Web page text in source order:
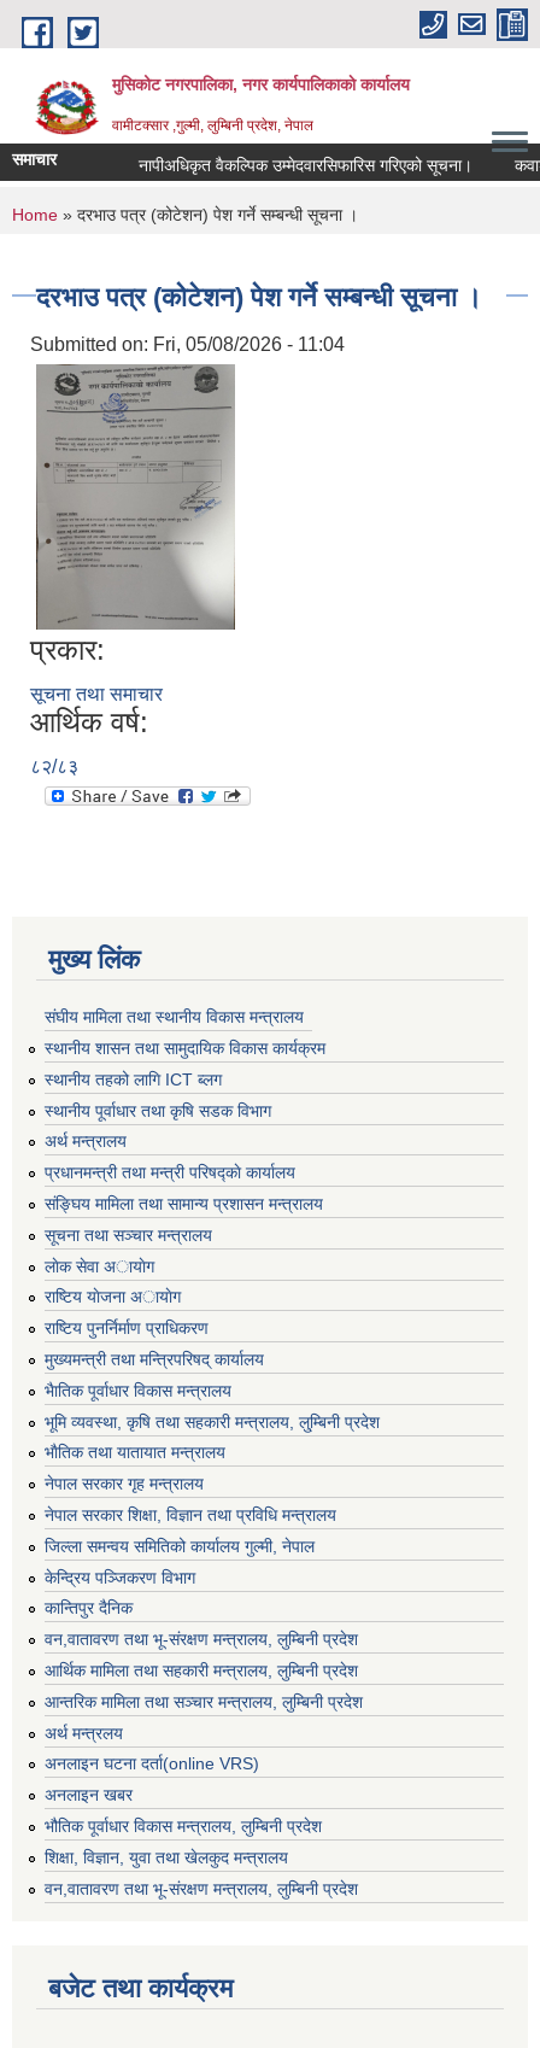
Skip to main content
मुसिकोट नगरपालिका, नगर कार्यपालिकाकाे कार्यालय
वामीटक्सार ,गुल्मी, लुम्बिनी प्रदेश, नेपाल
समाचार नापीअधिकृत वैकल्पिक उम्मेदवारसिफारिस गरिएको सूचना। कवाडी
You are here
Home » दरभाउ पत्र (कोटेशन) पेश गर्ने सम्बन्धी सूचना ।
दरभाउ पत्र (कोटेशन) पेश गर्ने सम्बन्धी सूचना ।
Submitted on: Fri, 05/08/2026 - 11:04
प्रकार:
सूचना तथा समाचार
आर्थिक वर्ष:
८२/८३
मुख्य लिंक
संघीय मामिला तथा स्थानीय विकास मन्त्रालय
स्थानीय शासन तथा सामुदायिक विकास कार्यक्रम
स्थानीय तहको लागि ICT ब्लग
स्थानीय पूर्वाधार तथा कृषि सडक विभाग
अर्थ मन्त्रालय
प्रधानमन्त्री तथा मन्त्री परिषद्काे कार्यालय
संङ्घिय मामिला तथा सामान्य प्रशासन मन्त्रालय
सूचना तथा सञ्चार मन्त्रालय
लाेक सेवा अायाेग
राष्टिय याेजना अायाेग
राष्टिय पुनर्निर्माण प्राधिकरण
मुख्यमन्त्री तथा मन्त्रिपरिषद् कार्यालय
भैातिक पूर्वाधार विकास मन्त्रालय
भूमि व्यवस्था, कृषि तथा सहकारी मन्त्रालय, लु्म्बिनी प्रदेश
भाैतिक तथा यातायात मन्त्रालय
नेपाल सरकार गृह मन्त्रालय
नेपाल सरकार शिक्षा, विज्ञान तथा प्रविधि मन्त्रालय
जिल्ला समन्वय समितिको कार्यालय गुल्मी, नेपाल
केन्द्रिय पञ्जिकरण विभाग
कान्तिपुर दैनिक
वन,वातावरण तथा भू-संरक्षण मन्त्रालय, लुम्बिनी प्रदेश
आर्थिक मामिला तथा सहकारी मन्त्रालय, लुम्बिनी प्रदेश
आन्तरिक मामिला तथा सञ्चार मन्त्रालय, लुम्बिनी प्रदेश
अर्थ मन्त्रलय
अनलाइन घटना दर्ता(online VRS)
अनलाइन खबर
भौतिक पूर्वाधार विकास मन्त्रालय, लुम्बिनी प्रदेश
शिक्षा, विज्ञान, युवा तथा खेलकुद मन्‍‍त्रालय
वन,वातावरण तथा भू-संरक्षण मन्त्रालय, लुम्बिनी प्रदेश
बजेट तथा कार्यक्रम